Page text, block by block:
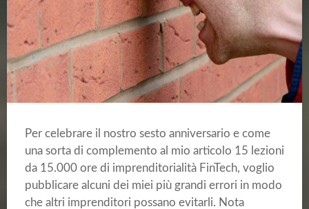
Per celebrare il nostro sesto anniversario e come
una sorta di complemento al mio articolo 15 lezioni
da 15.000 ore di imprenditorialità FinTech, voglio
pubblicare alcuni dei miei più grandi errori in modo
che altri imprenditori possano evitarli. Nota